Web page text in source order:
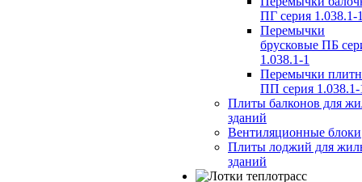
ПГ серия 1.038.1-
Перемычки
брусковые ПБ
1.038.1-1
Перемычки
ПП серия 1.038.1-
Плиты балконов для
зданий
Вентиляционные блоки
Плиты лоджий для
зданий